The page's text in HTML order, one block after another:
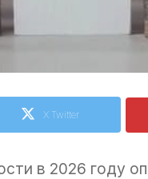
X Twitter
в 2026 году